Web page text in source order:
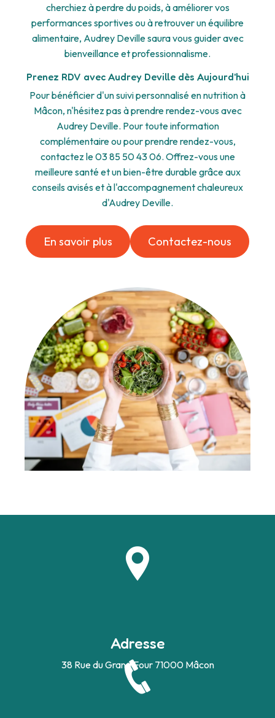
cherchiez à perdre du poids, à améliorer vos
performances sportives ou à retrouver un équilibre
alimentaire, Audrey Deville saura vous guider avec
bienveillance et professionnalisme.
Prenez RDV avec Audrey Deville dès Aujourd'hui
Pour bénéficier d'un suivi personnalisé en nutrition à
Mâcon, n'hésitez pas à prendre rendez-vous avec
Audrey Deville. Pour toute information
complémentaire ou pour prendre rendez-vous,
contactez le 03 85 50 43 06. Offrez-vous une
meilleure santé et un bien-être durable grâce aux
conseils avisés et à l'accompagnement chaleureux
d'Audrey Deville.
En savoir plus Contactez-nous
Adresse
38 Rue du Grand Four 71000 Mâcon